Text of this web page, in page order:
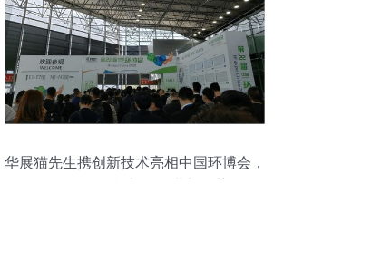
华展猫先生携创新技术亮相中国环博会，